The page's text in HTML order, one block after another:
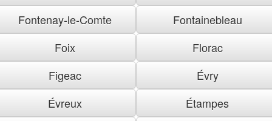
Fontenay-le-Comte
Fontainebleau
Foix
Florac
Figeac
Évry
Évreux
Étampes